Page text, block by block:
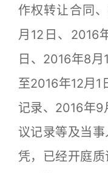
作权转让合同
月12日、2016
日、2016年8
至2016年12月1
记录、2016年9
议记录等及当
凭，已经开庭